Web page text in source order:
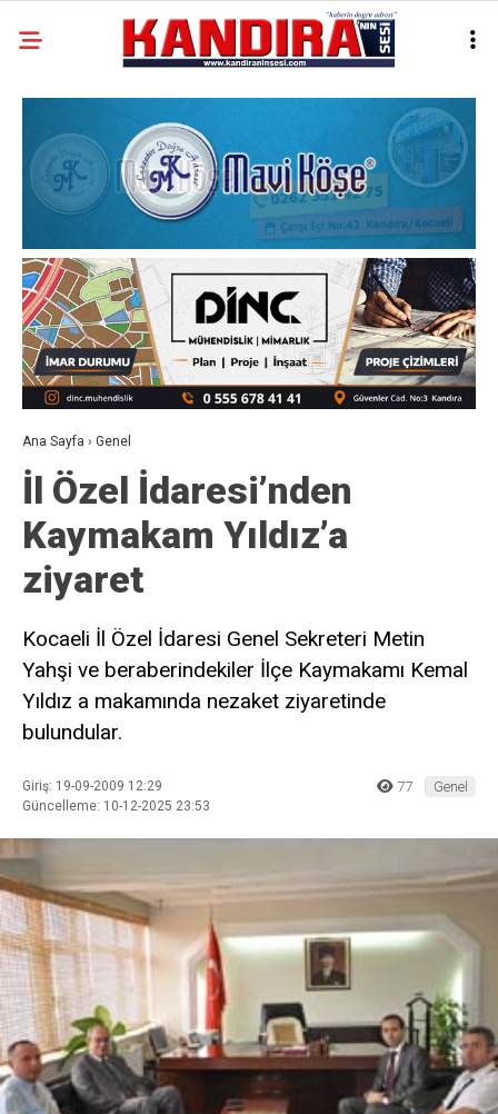
Ana Sayfa › Genel
İl Özel İdaresi’nden
Kaymakam Yıldız’a
ziyaret
Kocaeli İl Özel İdaresi Genel Sekreteri Metin
Yahşi ve beraberindekiler İlçe Kaymakamı Kemal
Yıldız a makamında nezaket ziyaretinde
bulundular.
Giriş: 19-09-2009 12:29
Güncelleme: 10-12-2025 23:53
77 Genel